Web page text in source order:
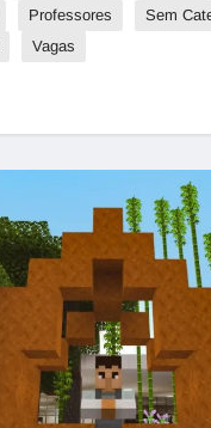
Professores
Sem
Vagas